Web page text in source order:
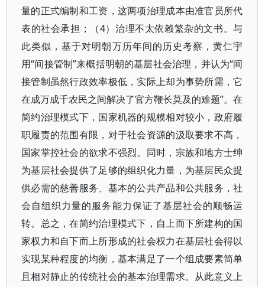
量的正式编制和工资，这两项治理成本由准官员所代
表的社会承担；（4）治理不太依赖繁杂的文书。与
此类似，基于对明朝万历年间的历史考察，黄仁宇
用“间接管制”来概括明朝的基层社会治理，并认为“间
接管制虽然行政效率极低，实际上却为事势所需，它
在成万成千农民之间解决了官方鞭长莫及的难题”。在
简约治理模式下，国家机器的规模相对较小，政府履
职履责的范围有限，对于社会资源的汲取要求不高，
国家掌控社会的欲求不强烈。同时，宗族和地方士绅
为基层社会提供了足够的组织化力量，为基层民众提
供必需的慈善服务、基本的公共产品和公共服务，社
会自组织力量的服务能力保证了基层社会的顺畅运
转。总之，在简约治理模式下，自上而下所建构的国
家权力和自下而上所形成的社会权力在基层社会得以
实现某种程度的均衡，基本满足了一个组成要素简单
且相对静止的传统社会的基本治理需求。从此意义上